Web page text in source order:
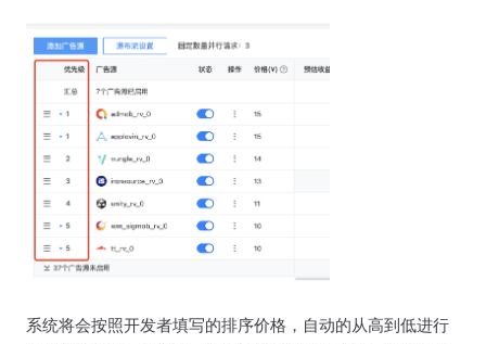
系统将会按照开发者填写的排序价格，自动的从高到低进行